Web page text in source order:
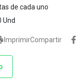
de cada uno
Und
ImprimirCompartir